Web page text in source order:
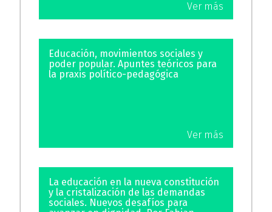
Ver más
Educación, movimientos sociales y
poder popular. Apuntes teóricos para
la praxis político-pedagógica
Ver más
La educación en la nueva constitución
y la cristalización de las demandas
sociales. Nuevos desafíos para